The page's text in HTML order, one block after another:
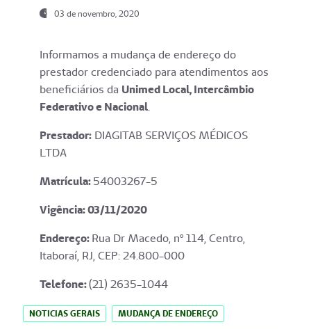
03 de novembro, 2020
Informamos a mudança de endereço do
prestador credenciado para atendimentos aos
beneficiários da Unimed Local, Intercâmbio
Federativo e Nacional.
Prestador: DIAGITAB SERVIÇOS MÉDICOS
LTDA
Matrícula:54003267-5
Vigência: 03/11/2020
Endereço:Rua Dr Macedo, nº 114, Centro,
Itaboraí, RJ, CEP: 24.800-000
Telefone:(21) 2635-1044
NOTICIAS GERAIS MUDANÇA DE ENDEREÇO